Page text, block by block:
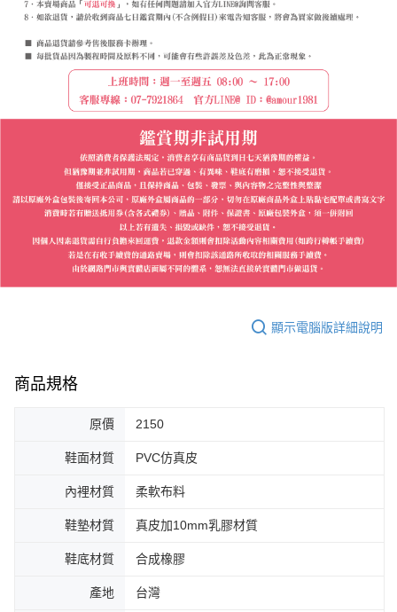
顯示電腦版詳細說明
商品規格
原價 2150
鞋面材質 PVC仿真皮
內裡材質 柔軟布料
鞋墊材質 真皮加10mm乳膠材質
鞋底材質 合成橡膠
產地 台灣